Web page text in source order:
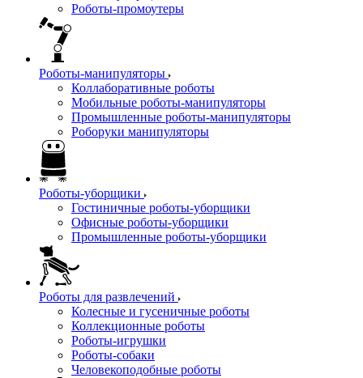
Роботы-промоутеры
Роботы-манипуляторы
Коллаборативные роботы
Мобильные роботы-манипуляторы
Промышленные роботы-манипуляторы
Роборуки манипуляторы
Роботы-уборщики
Гостиничные роботы-уборщики
Офисные роботы-уборщики
Промышленные роботы-уборщики
Роботы для развлечений
Колесные и гусеничные роботы
Коллекционные роботы
Роботы-игрушки
Роботы-собаки
Человекоподобные роботы